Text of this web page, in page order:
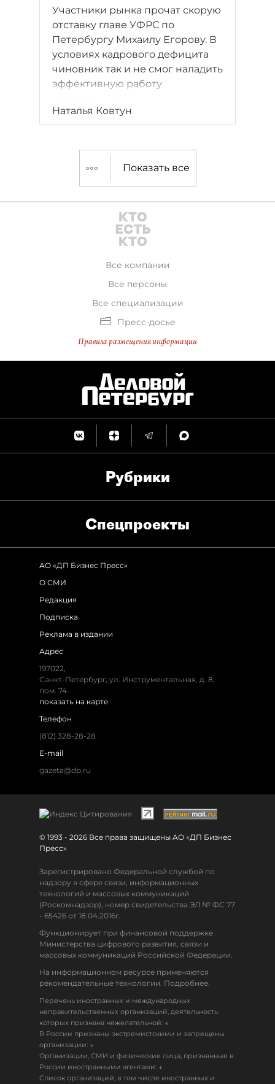
Участники рынка прочат скорую
отставку главе УФРС по
Петербургу Михаилу Егорову. В
условиях кадрового дефицита
чиновник так и не смог наладить
эффективную работу
Наталья Ковтун
Показать все
Все компании
Все персоны
Все специализации
Пресс-досье
Правила размещения информации
Рубрики
Спец­проекты
АО «ДП Бизнес Пресс»
О СМИ
Редакция
Подписка
Реклама в издании
Адрес
197022,
Санкт-Петербург, ул. Инструментальная, д. 8,
пом. 74.
показать на карте
Телефон
(812) 328-28-28
E-mail
gazeta@dp.ru
© 1993 - 2026 Все права защищены АО «ДП Бизнес
Пресс»
Зарегистрировано Федеральной службой по
надзору в сфере связи, информационных
технологий и массовых коммуникаций
(Роскомнадзор), номер свидетельства ЭЛ № ФС 77
- 65426 от 18.04.2016г.
Функционирует при финансовой поддержке
Министерства цифрового развития, связи и
массовых коммуникаций Российской Федерации.
На информационном ресурсе применяются
рекомендательные технологии. Подробнее.
Перечень иностранных и международных
неправительственных организаций, деятельность
которых признана нежелательной: ↓
В России признаны экстремистскими и запрещены
организации: ↓
Организации, СМИ и физические лица, признанные в
России иностранными агентами: ↓
Список организаций, в том числе иностранных и